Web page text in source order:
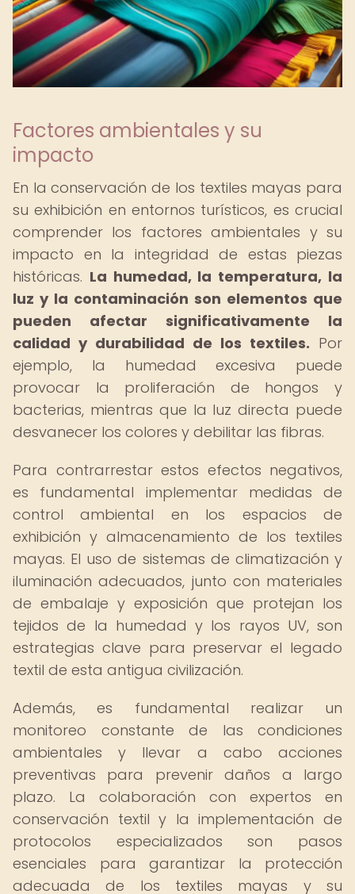
Factores ambientales y su
impacto
En la conservación de los textiles mayas para
su exhibición en entornos turísticos, es crucial
comprender los factores ambientales y su
impacto en la integridad de estas piezas
históricas. La humedad, la temperatura, la
luz y la contaminación son elementos que
pueden afectar significativamente la
calidad y durabilidad de los textiles. Por
ejemplo, la humedad excesiva puede
provocar la proliferación de hongos y
bacterias, mientras que la luz directa puede
desvanecer los colores y debilitar las fibras.
Para contrarrestar estos efectos negativos,
es fundamental implementar medidas de
control ambiental en los espacios de
exhibición y almacenamiento de los textiles
mayas. El uso de sistemas de climatización y
iluminación adecuados, junto con materiales
de embalaje y exposición que protejan los
tejidos de la humedad y los rayos UV, son
estrategias clave para preservar el legado
textil de esta antigua civilización.
Además, es fundamental realizar un
monitoreo constante de las condiciones
ambientales y llevar a cabo acciones
preventivas para prevenir daños a largo
plazo. La colaboración con expertos en
conservación textil y la implementación de
protocolos especializados son pasos
esenciales para garantizar la protección
adecuada de los textiles mayas y su